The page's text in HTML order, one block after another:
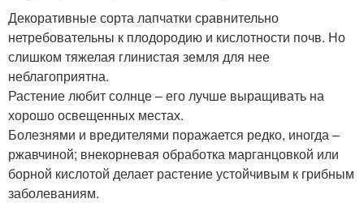
Декоративные сорта лапчатки сравнительно
нетребовательны к плодородию и кислотности почв. Но
слишком тяжелая глинистая земля для нее
неблагоприятна.
Растение любит солнце – его лучше выращивать на
хорошо освещенных местах.
Болезнями и вредителями поражается редко, иногда –
ржавчиной; внекорневая обработка марганцовкой или
борной кислотой делает растение устойчивым к грибным
заболеваниям.